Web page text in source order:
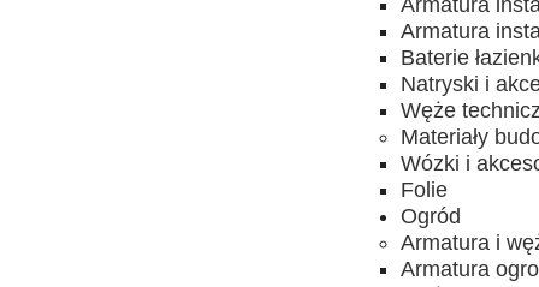
Armatura
Armatura
Baterie
Natryski i
Węże
Materiały
Wózki i
Folie
Ogród
Armatura i
Armatura